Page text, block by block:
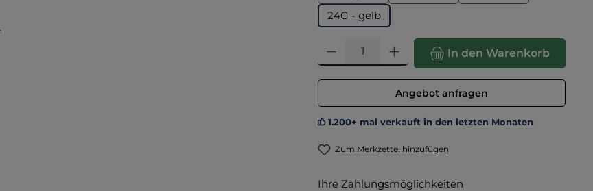
24G - gelb
Produkt Anzahl: Gib den gewünschten Wert ein oder
In den Warenkorb
Angebot anfragen
1.200+ mal verkauft in den letzten Monaten
Zum Merkzettel hinzufügen
Ihre Zahlungsmöglichkeiten